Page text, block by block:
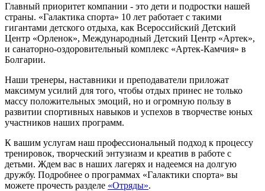
Главный приоритет компании - это дети и подростки нашей
страны. «Галактика спорта» 10 лет работает с такими
гигантами детского отдыха, как Всероссийский Детский
Центр «Орленок», Международный Детский Центр «Артек»,
и санаторно-оздоровительный комплекс «Артек-Камчия» в
Болгарии.
Наши тренеры, наставники и преподаватели приложат
максимум усилий для того, чтобы отдых принес не только
массу положительных эмоций, но и огромную пользу в
развитии спортивных навыков и успехов в творчестве юных
участников наших программ.
К вашим услугам наш профессиональный подход к процессу
тренировок, творческий энтузиазм и креатив в работе с
детьми. Ждем вас в наших лагерях и надеемся на долгую
дружбу. Подробнее о программах «Галактики спорта» вы
можете прочесть разделе «Отряды».